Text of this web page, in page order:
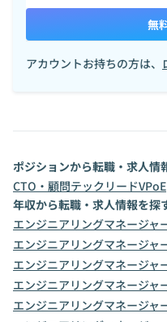
無
アカウントお持ちの方は、
ポジションから転職・求人情
CTO・顧問テックリードVPoE
年収から転職・求人情報を探
エンジニアリングマネージャ
エンジニアリングマネージャ
エンジニアリングマネージャ
エンジニアリングマネージャ
エンジニアリングマネージャ